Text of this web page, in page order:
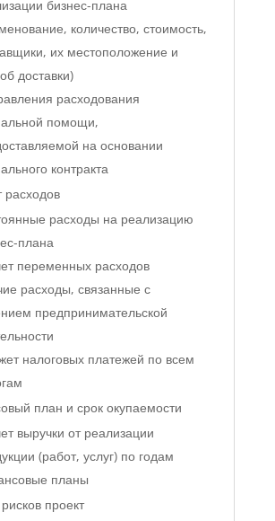
бизнес-плана
количество, стоимость,
их местоположение и
доставки)
расходования
помощи,
на основании
контракта
расходы на реализацию
плана
переменных расходов
расходы, связанные с
предпринимательской
налоговых платежей по всем
план и срок окупаемости
выручки от реализации
(работ, услуг) по годам
планы
проект